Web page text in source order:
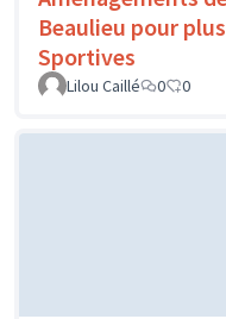
Beaulieu pour
Sportives
Lilou Caillé 0 0